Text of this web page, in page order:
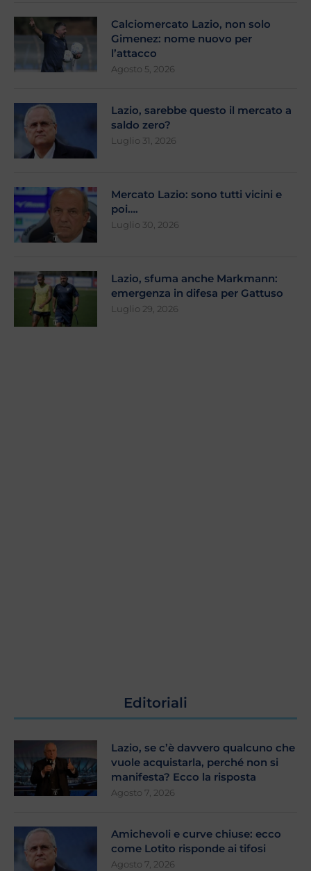
Calciomercato Lazio, non solo
Gimenez: nome nuovo per
l’attacco
Agosto 5, 2026
Lazio, sarebbe questo il mercato a
saldo zero?
Luglio 31, 2026
Mercato Lazio: sono tutti vicini e
poi….
Luglio 30, 2026
Lazio, sfuma anche Markmann:
emergenza in difesa per Gattuso
Luglio 29, 2026
Editoriali
Lazio, se c’è davvero qualcuno che
vuole acquistarla, perché non si
manifesta? Ecco la risposta
Agosto 7, 2026
Amichevoli e curve chiuse: ecco
come Lotito risponde ai tifosi
Agosto 7, 2026